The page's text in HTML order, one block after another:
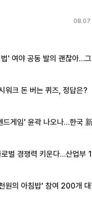
08.07
' 여야 공동 발의 괜찮아…
워크 돈 버는 퀴즈, 정답은?
드게임' 윤곽 나오나…한국
로벌 경쟁력 키운다…산업부
원의 아침밥' 참여 200개 대